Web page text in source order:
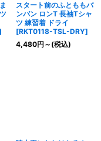
スタート前のふとももバ
ンバン ロンT 長袖Tシャ
ツ 練習着 ドライ
[RKT0118-TSL-DRY]
4,480円 ～ (税込)